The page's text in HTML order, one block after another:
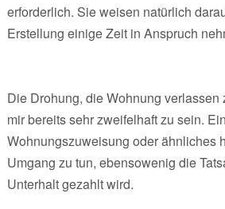
erforderlich. Sie weisen natürlich
Erstellung einige Zeit in Anspruch
Die Drohung, die Wohnung verlassen
mir bereits sehr zweifelhaft zu sein.
Wohnungszuweisung oder ähnliches
Umgang zu tun, ebensowenig die
Unterhalt gezahlt wird.